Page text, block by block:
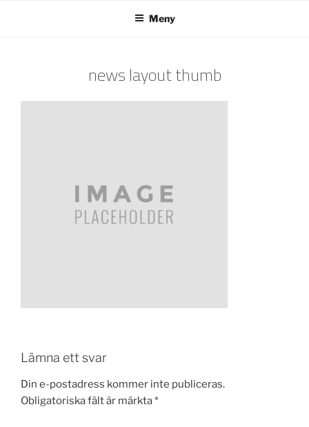
Meny
news layout thumb
Lämna ett svar
Din e-postadress kommer inte publiceras.
Obligatoriska fält är märkta*